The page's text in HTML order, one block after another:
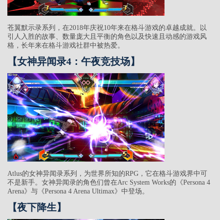
苍翼默示录系列，在2018年庆祝10年来在格斗游戏的卓越成就。以
引人入胜的故事、数量庞大且平衡的角色以及快速且动感的游戏风
格，长年来在格斗游戏社群中被热爱。
【女神异闻录4：午夜竞技场】
Atlus的女神异闻录系列，为世界所知的RPG，它在格斗游戏界中可
不是新手。女神异闻录的角色们曾在Arc System Works的《Persona 4
Arena》与《Persona 4 Arena Ultimax》中登场。
【夜下降生】